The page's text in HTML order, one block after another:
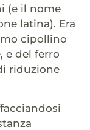
(e il nome
latina). Era
cipollino
e del ferro
riduzione